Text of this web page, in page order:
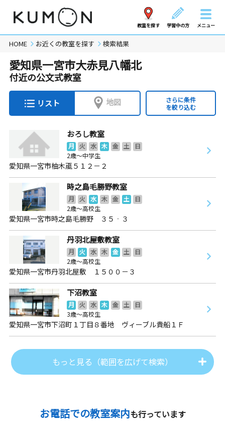
教室を探す 学習中の方 メニュー
HOME お近くの教室を探す 検索結果
愛知県一宮市大赤見八幡北
付近の公文式教室
リスト 地図
さらに条件
を絞り込む
おろし教室
月 火 水 木 金 土
日
2歳～中学生
愛知県一宮市柚木颪５１２－２
時之島毛勝野教室
月 火 水 木 金 土
日
2歳～高校生
愛知県一宮市時之島毛勝野 ３５‐３
丹羽北屋敷教室
月 火 水 木 金 土
日
2歳～高校生
愛知県一宮市丹羽北屋敷 １５００－３
下沼教室
月 火 水 木 金 土
日
3歳～高校生
愛知県一宮市下沼町１丁目８番地 ヴィーブル貴船１Ｆ
もっと見る（範囲を広げて検索）
お電話での教室案内も行っています